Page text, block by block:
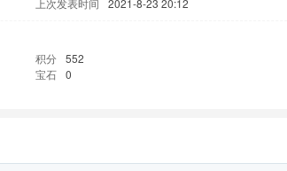
上次发表时间 2021-8-23 20:12
积分 552
宝石 0